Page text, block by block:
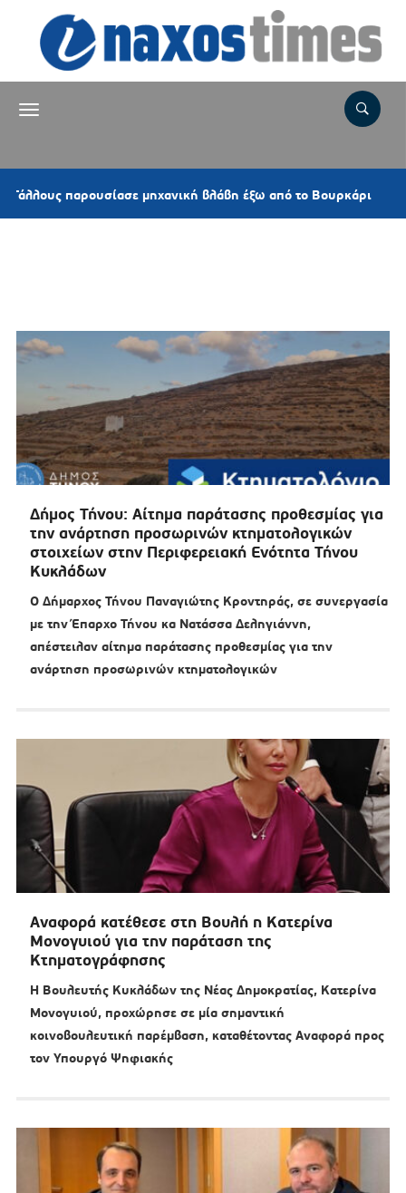
μηχανική βλάβη έξω από το Βουρκάρι 2 ώρες
Δήμος Τήνου: Αίτημα παράτασης προθεσμίας για
την ανάρτηση προσωρινών κτηματολογικών
στοιχείων στην Περιφερειακή Ενότητα Τήνου
Κυκλάδων
Ο Δήμαρχος Τήνου Παναγιώτης Κροντηράς, σε συνεργασία
με την Έπαρχο Τήνου κα Νατάσσα Δεληγιάννη,
απέστειλαν αίτημα παράτασης προθεσμίας για την
ανάρτηση προσωρινών κτηματολογικών
Αναφορά κατέθεσε στη Βουλή η Κατερίνα
Μονογυιού για την παράταση της
Κτηματογράφησης
Η Βουλευτής Κυκλάδων της Νέας Δημοκρατίας, Κατερίνα
Μονογυιού, προχώρησε σε μία σημαντική
κοινοβουλευτική παρέμβαση, καταθέτοντας Αναφορά προς
τον Υπουργό Ψηφιακής